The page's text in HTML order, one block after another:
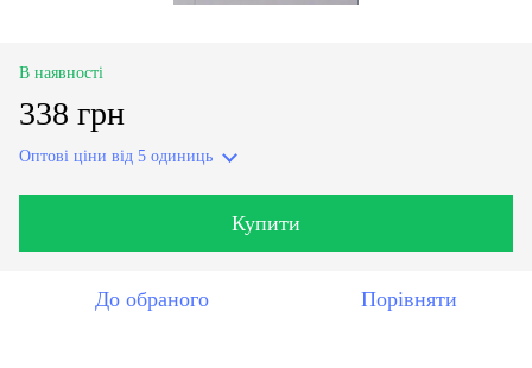
В наявності
338 грн
Оптові ціни від 5 одиниць
Купити
До обраного Порівняти